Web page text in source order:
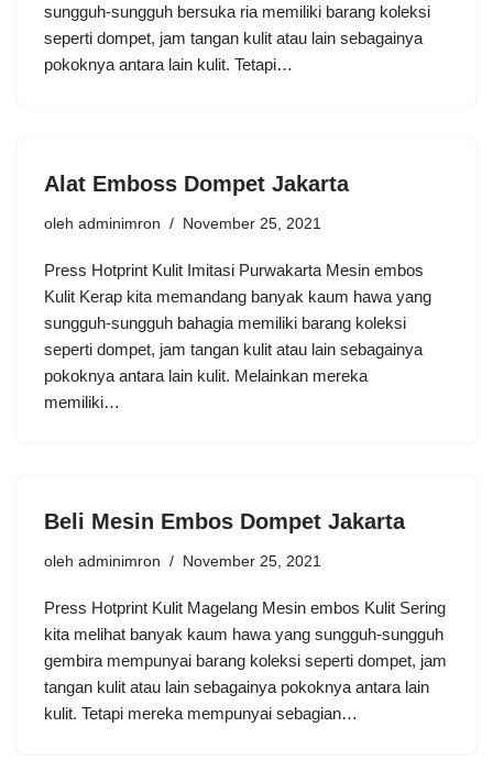
sungguh-sungguh bersuka ria memiliki barang koleksi
seperti dompet, jam tangan kulit atau lain sebagainya
pokoknya antara lain kulit. Tetapi…
Alat Emboss Dompet Jakarta
oleh adminimron November 25, 2021
Press Hotprint Kulit Imitasi Purwakarta Mesin embos
Kulit Kerap kita memandang banyak kaum hawa yang
sungguh-sungguh bahagia memiliki barang koleksi
seperti dompet, jam tangan kulit atau lain sebagainya
pokoknya antara lain kulit. Melainkan mereka
memiliki…
Beli Mesin Embos Dompet Jakarta
oleh adminimron November 25, 2021
Press Hotprint Kulit Magelang Mesin embos Kulit Sering
kita melihat banyak kaum hawa yang sungguh-sungguh
gembira mempunyai barang koleksi seperti dompet, jam
tangan kulit atau lain sebagainya pokoknya antara lain
kulit. Tetapi mereka mempunyai sebagian…